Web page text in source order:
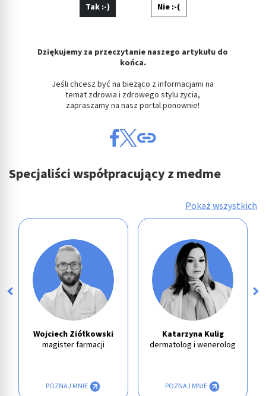
Tak :-) Nie :-(
Dziękujemy za przeczytanie naszego artykułu do
końca.
Jeśli chcesz być na bieżąco z informacjami na
temat zdrowia i zdrowego stylu życia,
zapraszamy na nasz portal ponownie!
Specjaliści współpracujący z medme
Pokaż wszystkich
Wojciech Ziółkowski
magister farmacji
POZNAJ MNIE
Katarzyna Kulig
dermatolog i wenerolog
POZNAJ MNIE